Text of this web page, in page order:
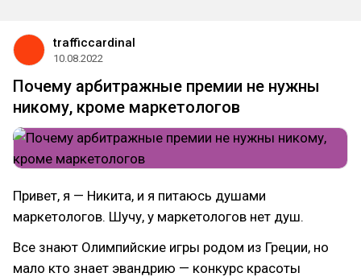
trafficcardinal
10.08.2022
Почему арбитражные премии не нужны
никому, кроме маркетологов
Привет, я — Никита, и я питаюсь душами
маркетологов. Шучу, у маркетологов нет душ.
Все знают Олимпийские игры родом из Греции, но
мало кто знает эвандрию — конкурс красоты